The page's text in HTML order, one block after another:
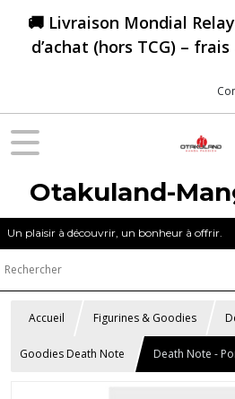
🚚 Livraison Mondial Relay
d’achat (hors TCG) –
Otakuland-
Un plaisir à découvrir, un bonheur à offrir.
Accueil Figurines & Goodies
Goodies Death Note Death Note -